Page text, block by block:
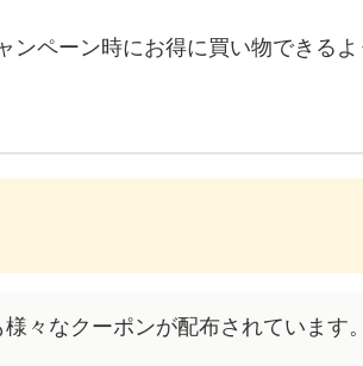
ペーン時にお得に買い物できるよ
々なクーポンが配布されています。